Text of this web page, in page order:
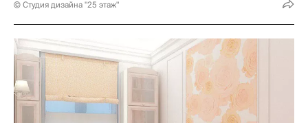
© Студия дизайна "25 этаж"